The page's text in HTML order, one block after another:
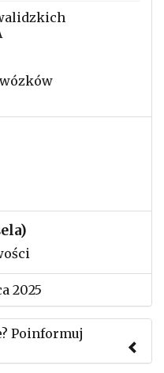
2025
Poinformuj